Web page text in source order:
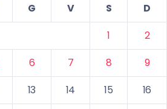
G V S
D
1
2
6 7 8
9
13 14 15
16